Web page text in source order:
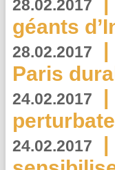
28.02.2017
géants
28.02.2017 |
Paris
24.02.2017 |
24.02.2017 |